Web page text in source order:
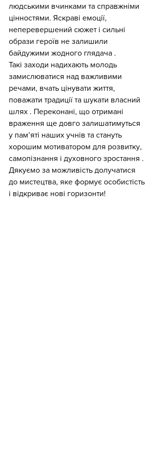
людськими вчинками та справжніми
цінностями. Яскраві емоції,
неперевершений сюжет і сильні
образи героїв не залишили
байдужими жодного глядача .
Такі заходи надихають молодь
замислюватися над важливими
речами, вчать цінувати життя,
поважати традиції та шукати власний
шлях . Переконані, що отримані
враження ще довго залишатимуться
у пам’яті наших учнів та стануть
хорошим мотиватором для розвитку,
самопізнання і духовного зростання .
Дякуємо за можливість долучатися
до мистецтва, яке формує особистість
і відкриває нові горизонти!